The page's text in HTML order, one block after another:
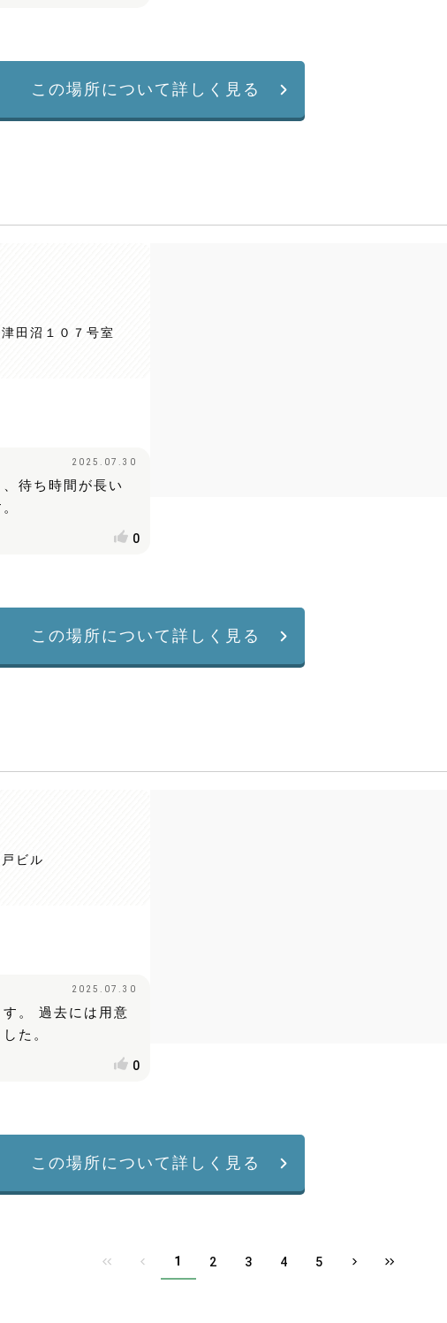
この場所について詳しく見る
田沼１０７号室
2025.07.30
待ち時間が長い
0
この場所について詳しく見る
ビル
2025.07.30
。 過去には用意
た。
0
この場所について詳しく見る
1 2 3 4 5